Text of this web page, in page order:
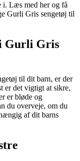
i. Læs med her og få
Gurli Gris sengetøj til
Gurli Gris
til dit barn, er der
er det vigtigt at sikre,
er bløde og
du overveje, om du
af dit barns